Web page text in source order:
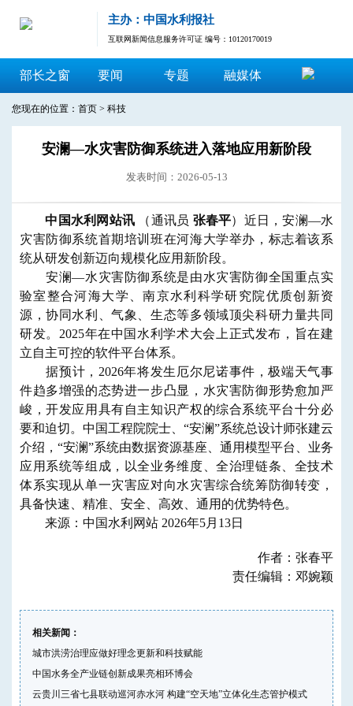
主办：中国水利报社
互联网新闻信息服务许可证 编号：10120170019
部长之窗 要闻 专题 融媒体
您现在的位置： 首页 > 科技
安澜—水灾害防御系统进入落地应用新阶段
发表时间：2026-05-13
中国水利网站讯 （通讯员 张春平）近日，安澜—水
灾害防御系统首期培训班在河海大学举办，标志着该系
统从研发创新迈向规模化应用新阶段。
安澜—水灾害防御系统是由水灾害防御全国重点实
验室整合河海大学、南京水利科学研究院优质创新资
源，协同水利、气象、生态等多领域顶尖科研力量共同
研发。2025年在中国水利学术大会上正式发布，旨在建
立自主可控的软件平台体系。
据预计，2026年将发生厄尔尼诺事件，极端天气事
件趋多增强的态势进一步凸显，水灾害防御形势愈加严
峻，开发应用具有自主知识产权的综合系统平台十分必
要和迫切。中国工程院院士、“安澜”系统总设计师张建云
介绍，“安澜”系统由数据资源基座、通用模型平台、业务
应用系统等组成，以全业务维度、全治理链条、全技术
体系实现从单一灾害应对向水灾害综合统筹防御转变，
具备快速、精准、安全、高效、通用的优势特色。
来源：中国水利网站 2026年5月13日
作者：张春平
责任编辑：邓婉颖
相关新闻：
城市洪涝治理应做好理念更新和科技赋能
中国水务全产业链创新成果亮相环博会
云贵川三省七县联动巡河赤水河 构建“空天地”立体化生态管护模式